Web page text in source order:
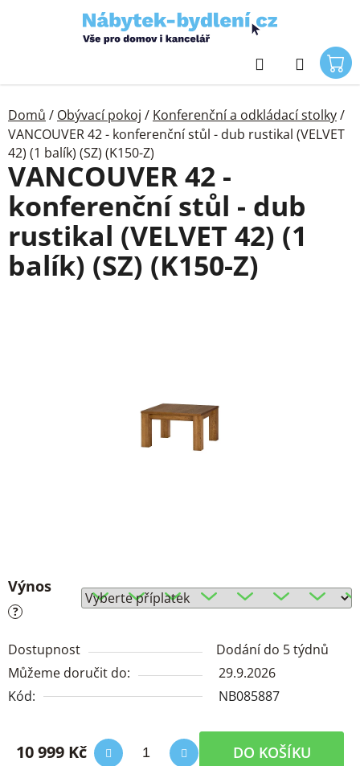
Hledat
Domů / Obývací pokoj / Konferenční a odkládací stolky/
VANCOUVER 42 - konferenční stůl - dub rustikal (VELVET
42) (1 balík) (SZ) (K150-Z)
Výnos
?
Dostupnost
Dodání do 5 týdnů
Můžeme doručit do:
29.9.2026
Kód:
NB085887
10 999 Kč DO KOŠÍKU
VANCOUVER 42 -
konferenční stůl - dub
rustikal (VELVET 42) (1
balík) (SZ) (K150-Z)